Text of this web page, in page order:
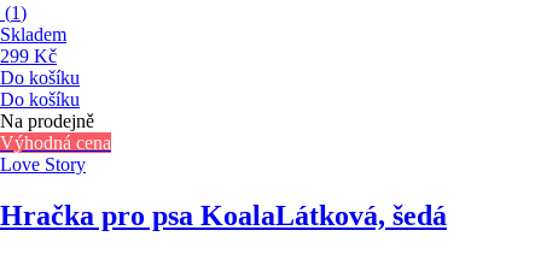
(1)
Skladem
299 Kč
Do košíku
Do košíku
Na prodejně
Výhodná cena
Love Story
Hračka pro psa KoalaLátková, šedá